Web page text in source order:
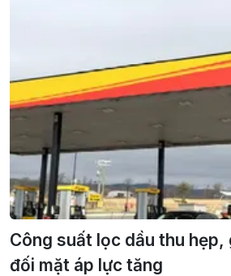
Công suất lọc dầu thu hẹp,
đối mặt áp lực tăng